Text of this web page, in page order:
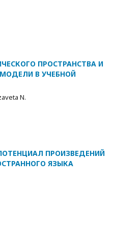
ПРОСТРАНСТВА И
В УЧЕБНОЙ
N.
ПРОИЗВЕДЕНИЙ
ЯЗЫКА